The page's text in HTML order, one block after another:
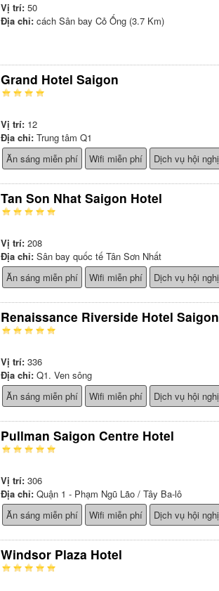
Vị trí: 50
Địa chỉ: cách Sân bay Cỏ Ống (3.7 Km)
Grand Hotel Saigon
Vị trí: 12
Địa chỉ: Trung tâm Q1
Ăn sáng miễn phí
Wifi miễn phí Dịch vụ hội nghị
Tan Son Nhat Saigon Hotel
Vị trí: 208
Địa chỉ: Sân bay quốc tế Tân Sơn Nhất
Ăn sáng miễn phí
Wifi miễn phí Dịch vụ hội nghị
Renaissance Riverside Hotel Saigon
Vị trí: 336
Địa chỉ: Q1. Ven sông
Ăn sáng miễn phí
Wifi miễn phí Dịch vụ hội nghị
Pullman Saigon Centre Hotel
Vị trí: 306
Địa chỉ: Quận 1 - Phạm Ngũ Lão / Tây Ba-lô
Ăn sáng miễn phí
Wifi miễn phí Dịch vụ hội nghị
Windsor Plaza Hotel